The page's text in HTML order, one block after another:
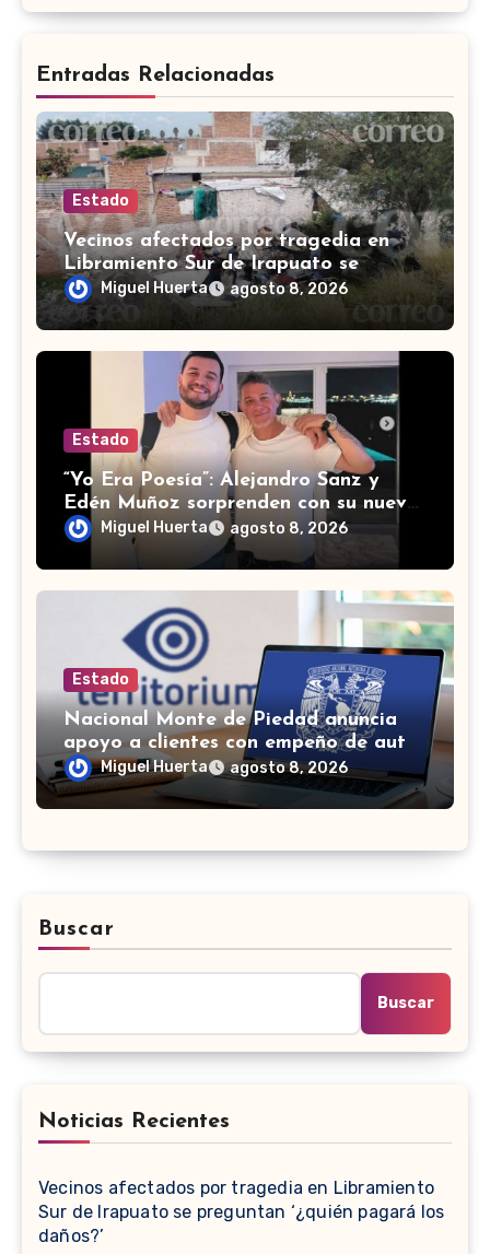
Entradas Relacionadas
Estado
Vecinos afectados por tragedia en
Libramiento Sur de Irapuato se
preguntan ‘¿quién pagará los daños?’
Miguel Huerta agosto 8, 2026
Estado
“Yo Era Poesía”: Alejandro Sanz y
Edén Muñoz sorprenden con su nueva
colaboración
Miguel Huerta agosto 8, 2026
Estado
Nacional Monte de Piedad anuncia
apoyo a clientes con empeño de autos
durante la huelga
Miguel Huerta agosto 8, 2026
Buscar
Buscar
Noticias Recientes
Vecinos afectados por tragedia en Libramiento
Sur de Irapuato se preguntan ‘¿quién pagará los
daños?’